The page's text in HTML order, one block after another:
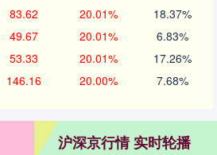
83.62 20.01% 18.37%
49.67 20.01% 6.83%
53.33 20.01% 17.26%
146.16 20.00% 7.68%
沪深京行情 实时轮播